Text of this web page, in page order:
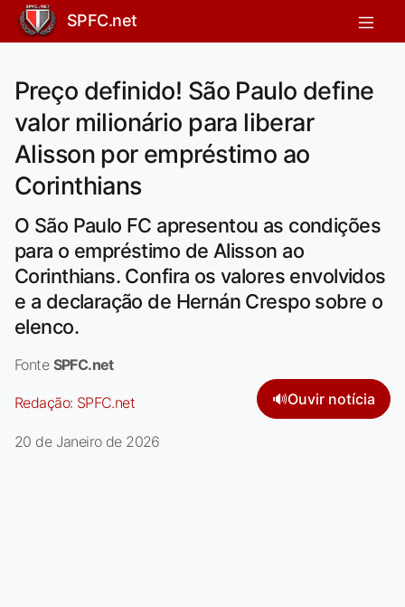
SPFC.net
Preço definido! São Paulo define
valor milionário para liberar
Alisson por empréstimo ao
Corinthians
O São Paulo FC apresentou as condições
para o empréstimo de Alisson ao
Corinthians. Confira os valores envolvidos
e a declaração de Hernán Crespo sobre o
elenco.
Fonte SPFC.net
Redação: SPFC.net 🔊Ouvir notícia
20 de Janeiro de 2026